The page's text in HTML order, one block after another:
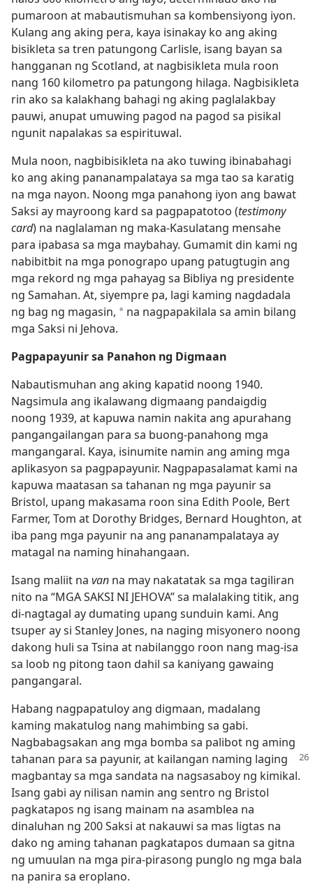
pumaroon at mabautismuhan sa kombensiyong iyon.
Kulang ang aking pera, kaya isinakay ko ang aking
bisikleta sa tren patungong Carlisle, isang bayan sa
hangganan ng Scotland, at nagbisikleta mula roon
nang 160 kilometro pa patungong hilaga. Nagbisikleta
rin ako sa kalakhang bahagi ng aking paglalakbay
pauwi, anupat umuwing pagod na pagod sa pisikal
ngunit napalakas sa espirituwal.
Mula noon, nagbibisikleta na ako tuwing ibinabahagi
ko ang aking pananampalataya sa mga tao sa karatig
na mga nayon. Noong mga panahong iyon ang bawat
Saksi ay mayroong kard sa pagpapatotoo (testimony
card) na naglalaman ng maka-Kasulatang mensahe
para ipabasa sa mga maybahay. Gumamit din kami ng
nabibitbit na mga ponograpo upang patugtugin ang
mga rekord ng mga pahayag sa Bibliya ng presidente
ng Samahan. At, siyempre pa, lagi kaming nagdadala
ng bag ng magasin, * na nagpapakilala sa amin bilang
mga Saksi ni Jehova.
Pagpapayunir sa Panahon ng Digmaan
Nabautismuhan ang aking kapatid noong 1940.
Nagsimula ang ikalawang digmaang pandaigdig
noong 1939, at kapuwa namin nakita ang apurahang
pangangailangan para sa buong-panahong mga
mangangaral. Kaya, isinumite namin ang aming mga
aplikasyon sa pagpapayunir. Nagpapasalamat kami na
kapuwa maatasan sa tahanan ng mga payunir sa
Bristol, upang makasama roon sina Edith Poole, Bert
Farmer, Tom at Dorothy Bridges, Bernard Houghton, at
iba pang mga payunir na ang pananampalataya ay
matagal na naming hinahangaan.
Isang maliit na van na may nakatatak sa mga tagiliran
nito na “MGA SAKSI NI JEHOVA” sa malalaking titik, ang
di-nagtagal ay dumating upang sunduin kami. Ang
tsuper ay si Stanley Jones, na naging misyonero noong
dakong huli sa Tsina at nabilanggo roon nang mag-isa
sa loob ng pitong taon dahil sa kaniyang gawaing
pangangaral.
Habang nagpapatuloy ang digmaan, madalang
kaming makatulog nang mahimbing sa gabi.
Nagbabagsakan ang mga bomba sa palibot ng aming
tahanan para sa payunir, at kailangan naming laging
magbantay sa mga sandata na nagsasaboy ng kimikal.
Isang gabi ay nilisan namin ang sentro ng Bristol
pagkatapos ng isang mainam na asamblea na
dinaluhan ng 200 Saksi at nakauwi sa mas ligtas na
dako ng aming tahanan pagkatapos dumaan sa gitna
ng umuulan na mga pira-pirasong punglo ng mga bala
na panira sa eroplano.